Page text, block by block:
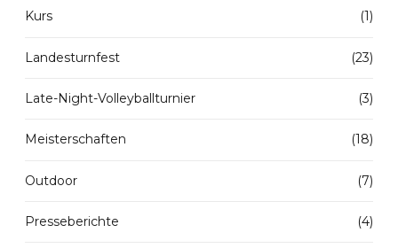
Kurs (1)
Landesturnfest (23)
Late-Night-Volleyballturnier (3)
Meisterschaften (18)
Outdoor (7)
Presseberichte (4)